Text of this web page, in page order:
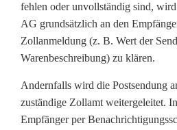
h
d
e
n
Z
fehlen oder unvollständig sind,
AG grundsätzlich an den
Zollanmeldung (z. B. Wert der
Warenbeschreibung) zu klären.
Andernfalls wird die Postsendung
zuständige Zollamt weitergeleitet.
Empfänger per